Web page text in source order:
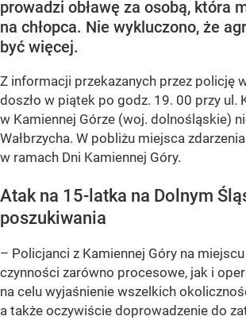
prowadzi obławę za osobą, która
na chłopca. Nie wykluczono, że
być więcej.
Z informacji przekazanych przez policję
doszło w piątek po godz. 19. 00 przy ul.
w Kamiennej Górze (woj. dolnośląskie)
Wałbrzycha. W pobliżu miejsca
w ramach Dni Kamiennej Góry.
Atak na 15-latka na Dolnym
poszukiwania
– Policjanci z Kamiennej Góry na
czynności zarówno procesowe, jak i
na celu wyjaśnienie wszelkich
a także oczywiście doprowadzenie do